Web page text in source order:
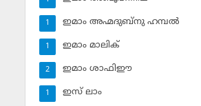
ഇമാം അഹ്മദുബ്‌നു ഹമ്പല്‍
1
ഇമാം മാലിക്
1
ഇമാം ശാഫിഈ
2
ഇസ് ലാം
1